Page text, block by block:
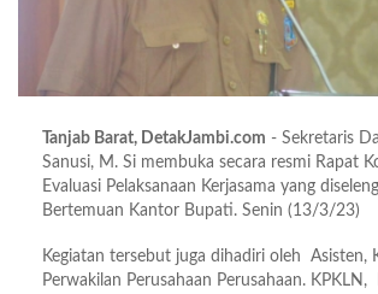
Tanjab Barat, DetakJambi.com - Sekretaris
Sanusi, M. Si membuka secara resmi Rapat
Evaluasi Pelaksanaan Kerjasama yang
Bertemuan Kantor Bupati. Senin (13/3/23)
Kegiatan tersebut juga dihadiri oleh Asisten,
Perwakilan Perusahaan Perusahaan. KPKLN,